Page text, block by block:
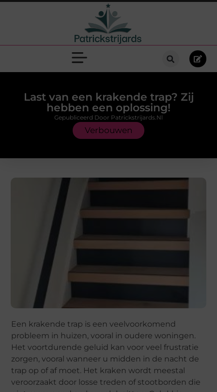
Last van een krakende trap? Zij
hebben een oplossing!
Verbouwen
Gepubliceerd Door Patrickstrijards.nl
Een krakende trap is een veelvoorkomend
probleem in huizen, vooral in oudere woningen.
Het voortdurende geluid kan voor veel frustratie
zorgen, vooral wanneer u midden in de nacht de
trap op of af moet. Het kraken wordt meestal
veroorzaakt door losse treden of stootborden die